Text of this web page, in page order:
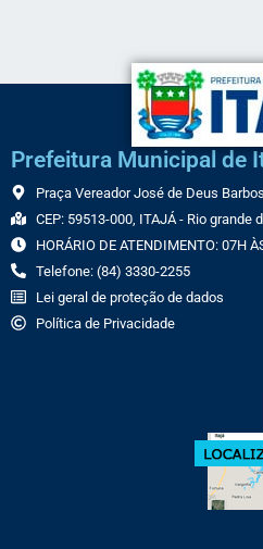
Prefeitura Municipal de
Praça Vereador José de Deus
CEP: 59513-000, ITAJÁ - Rio grande
HORÁRIO DE ATENDIMENTO: 07H
Telefone: (84) 3330-2255
Lei geral de proteção de dados
Política de Privacidade